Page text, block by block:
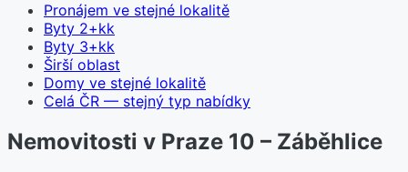
Pronájem ve stejné lokalitě
Byty 2+kk
Byty 3+kk
Širší oblast
Domy ve stejné lokalitě
Celá ČR — stejný typ nabídky
Nemovitosti v Praze 10 – Záběhlice